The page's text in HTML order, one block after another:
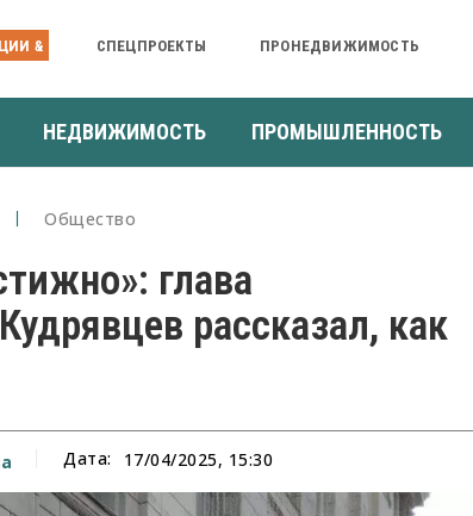
& СПЕЦПРОЕКТЫ ПРОНЕДВИЖИМОСТЬ
НЕДВИЖИМОСТЬ ПРОМЫШЛЕННОСТЬ
Общество
глава
рассказал, как
Дата: 17/04/2025, 15:30